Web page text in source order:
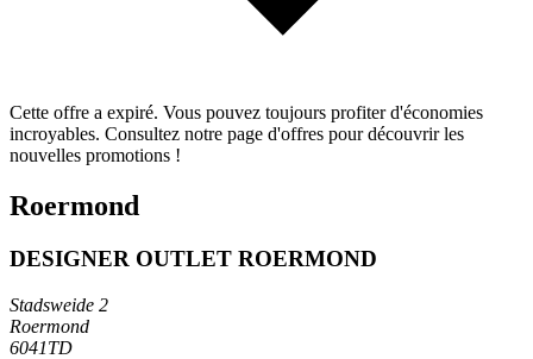
Cette offre a expiré. Vous pouvez toujours profiter d'économies
incroyables. Consultez notre page d'offres pour découvrir les
nouvelles promotions !
Roermond
DESIGNER OUTLET ROERMOND
Stadsweide 2
Roermond
6041TD